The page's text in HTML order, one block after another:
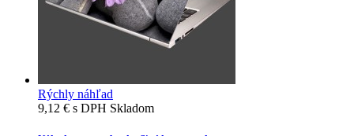
Rýchly náhľad
9,12 € s DPH Skladom